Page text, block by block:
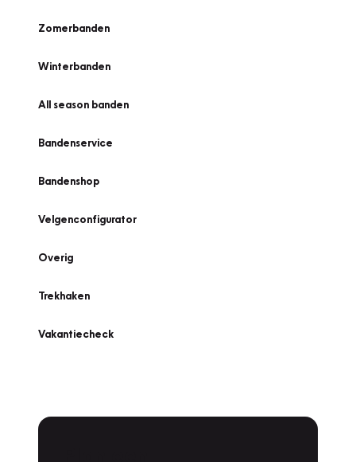
Zomerbanden
Winterbanden
All season banden
Bandenservice
Bandenshop
Velgenconfigurator
Overig
Trekhaken
Vakantiecheck